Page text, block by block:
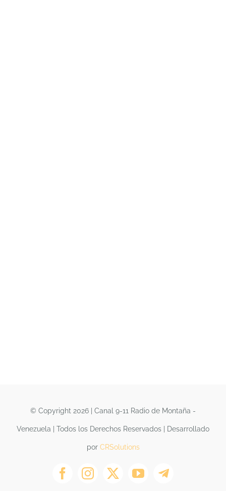
© Copyright 2026 | Canal 9-11 Radio de Montaña -
Venezuela | Todos los Derechos Reservados | Desarrollado
por CRSolutions